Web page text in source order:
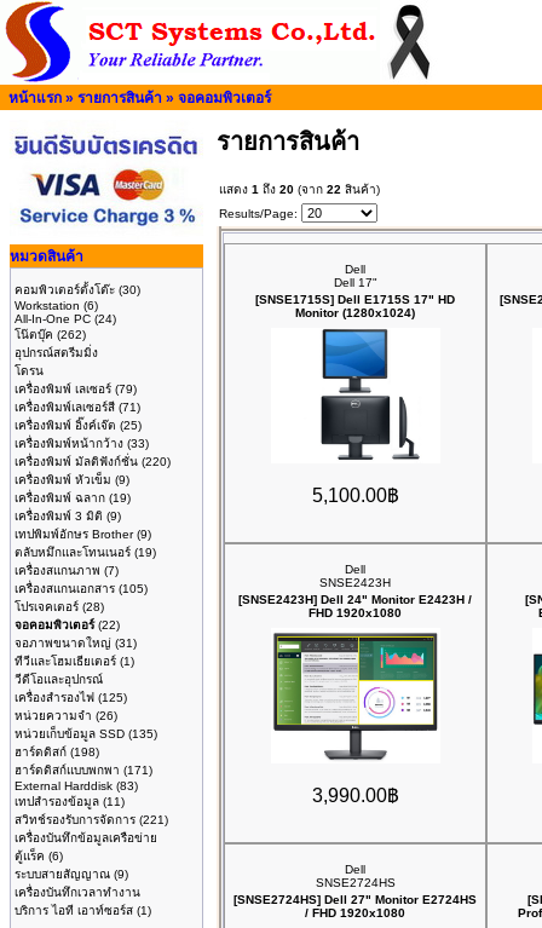
หน้าแรก » รายการสินค้า » จอคอมพิวเตอร์
หมวดสินค้า
คอมพิวเตอร์ตั้งโต๊ะ (30)
Workstation (6)
All-In-One PC (24)
โน๊ตบุ๊ค (262)
อุปกรณ์สตรีมมิ่ง
โดรน
เครื่องพิมพ์ เลเซอร์ (79)
เครื่องพิมพ์เลเซอร์สี (71)
เครื่องพิมพ์ อิ๊งค์เจ๊ต (25)
เครื่องพิมพ์หน้ากว้าง (33)
เครื่องพิมพ์ มัลติฟังก์ชั่น (220)
เครื่องพิมพ์ หัวเข็ม (9)
เครื่องพิมพ์ ฉลาก (19)
เครื่องพิมพ์ 3 มิติ (9)
เทปพิมพ์อักษร Brother(9)
ตลับหมึกและโทนเนอร์ (19)
เครื่องสแกนภาพ (7)
เครื่องสแกนเอกสาร (105)
โปรเจคเตอร์ (28)
จอคอมพิวเตอร์(22)
จอภาพขนาดใหญ่ (31)
ทีวีและโฮมเธียเตอร์ (1)
วีดีโอและอุปกรณ์
เครื่องสำรองไฟ (125)
หน่วยความจำ (26)
หน่วยเก็บข้อมูล SSD (135)
ฮาร์ดดิสก์ (198)
ฮาร์ดดิสก์แบบพกพา (171)
External Harddisk (83)
เทปสำรองข้อมูล (11)
สวิทช์รองรับการจัดการ (221)
เครื่องบันทึกข้อมูลเครือข่าย
ตู้แร็ค (6)
ระบบสายสัญญาณ (9)
เครื่องบันทึกเวลาทำงาน
บริการ ไอที เอาท์ซอร์ส (1)
รายการสินค้า
แสดง 1 ถึง 20 (จาก 22 สินค้า)
Results/Page:
Dell
Dell 17"
[SNSE1715S] Dell E1715S 17" HD
Monitor (1280x1024)
5,100.00฿
Dell
SNSE2423H
[SNSE2423H] Dell 24" Monitor E2423H /
FHD 1920x1080
3,990.00฿
Dell
SNSE2724HS
[SNSE2724HS] Dell 27" Monitor E2724HS
/ FHD 1920x1080